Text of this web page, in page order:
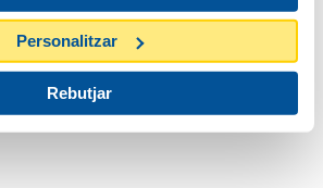
Personalitzar
Rebutjar
FLOR I FRUIT